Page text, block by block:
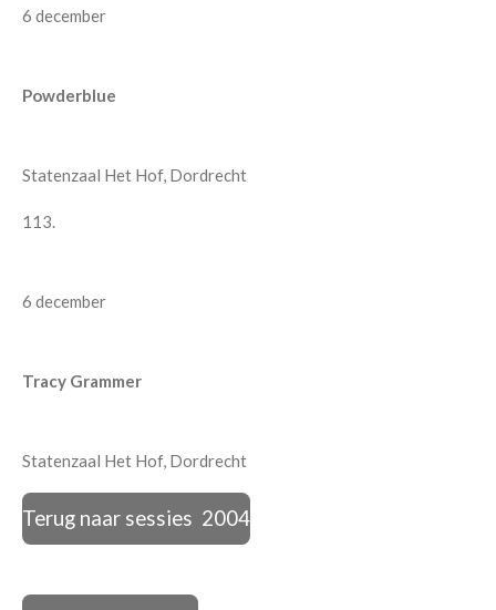
6 december
Powderblue
Statenzaal Het Hof, Dordrecht
113.
6 december
Tracy Grammer
Statenzaal Het Hof, Dordrecht
Terug naar sessies 2004